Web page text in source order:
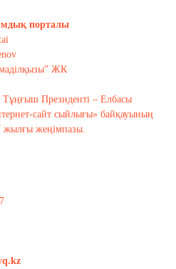
порталы
ЖК
Тұңғыш Президенті – Елбасы
сайт сыйлығы» байқауының
жылғы жеңімпазы.